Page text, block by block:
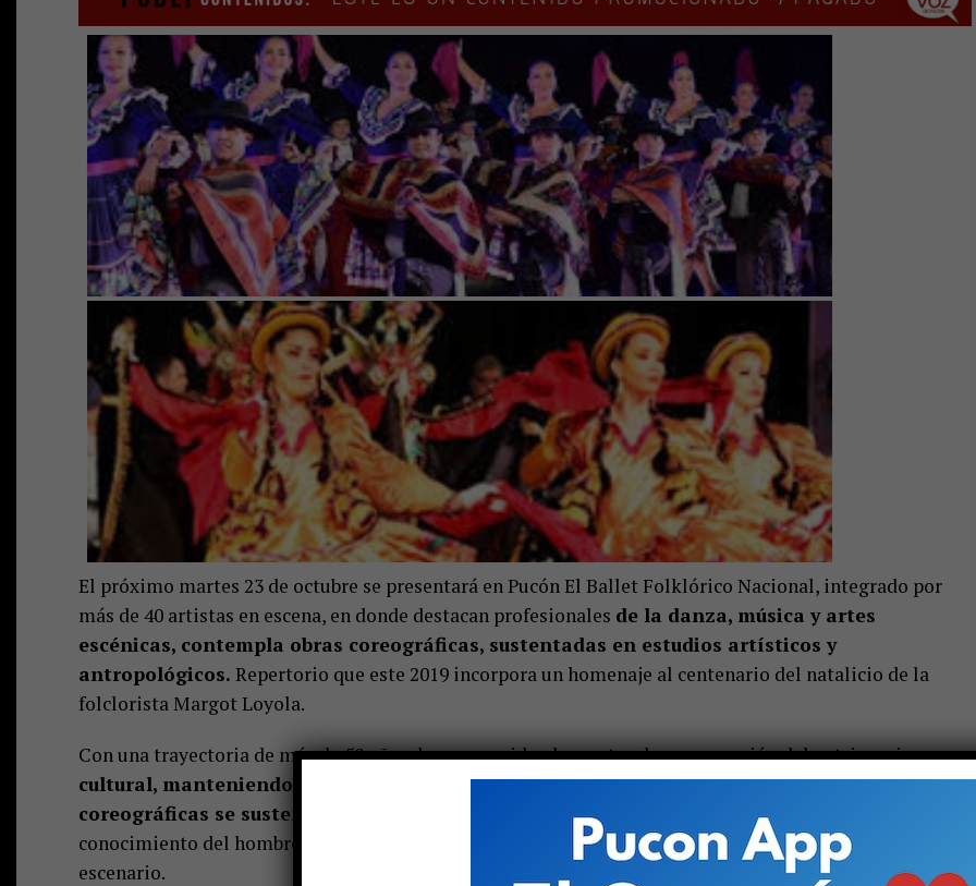
El próximo martes 23 de octubre se presentará en Pucón El Ballet Folklórico Nacional, integrado por
más de 40 artistas en escena, en donde destacan profesionales de la danza, música y artes
escénicas, contempla obras coreográficas, sustentadas en estudios artísticos y
antropológicos. Repertorio que este 2019 incorpora un homenaje al centenario del natalicio de la
folclorista Margot Loyola.
Con una trayectoria de más de 50 años, ha promovido el rescate y la conservación del patrimonio
cultural, manteniendo vivas sus leyendas, ceremonias, tradiciones y costumbres. Sus obras
coreográficas se sustentan en estudios antropológicos
y artísticos que permiten el
conocimiento del hombre y la mujer de Chile, el que después es plasmado y proyectado sobre el
escenario.